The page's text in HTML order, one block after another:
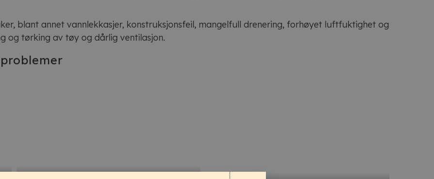
blant annet vannlekkasjer, konstruksjonsfeil, mangelfull drenering, forhøyet luftfuktighet og
og tørking av tøy og dårlig ventilasjon.